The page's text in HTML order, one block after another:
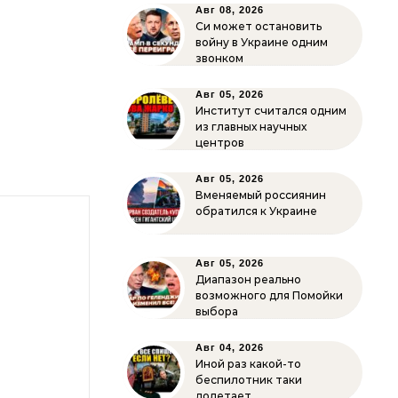
Авг 08, 2026
Си может остановить
войну в Украине одним
звонком
Авг 05, 2026
Институт считался одним
из главных научных
центров
Авг 05, 2026
Вменяемый россиянин
обратился к Украине
Авг 05, 2026
Диапазон реально
возможного для Помойки
выбора
Авг 04, 2026
Иной раз какой-то
беспилотник таки